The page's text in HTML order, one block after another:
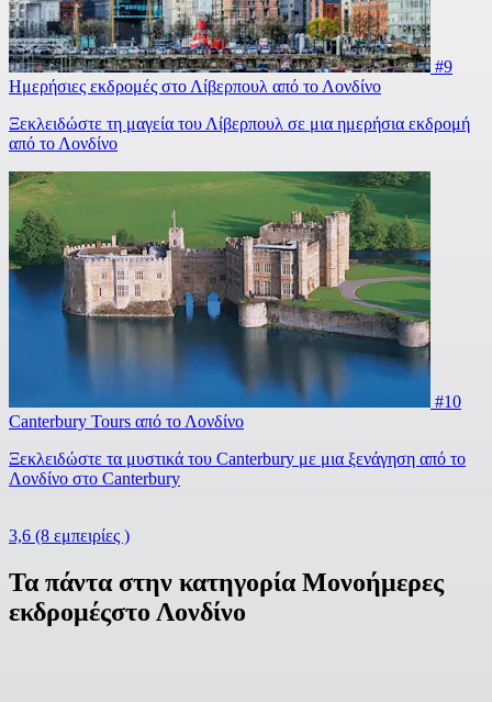
#9
Ημερήσιες εκδρομές στο Λίβερπουλ από το Λονδίνο
Ξεκλειδώστε τη μαγεία του Λίβερπουλ σε μια ημερήσια εκδρομή
από το Λονδίνο
#10
Canterbury Tours από το Λονδίνο
Ξεκλειδώστε τα μυστικά του Canterbury με μια ξενάγηση από το
Λονδίνο στο Canterbury
3,6 (8 εμπειρίες )
Τα πάντα στην κατηγορία Μονοήμερες
εκδρομέςστο Λονδίνο